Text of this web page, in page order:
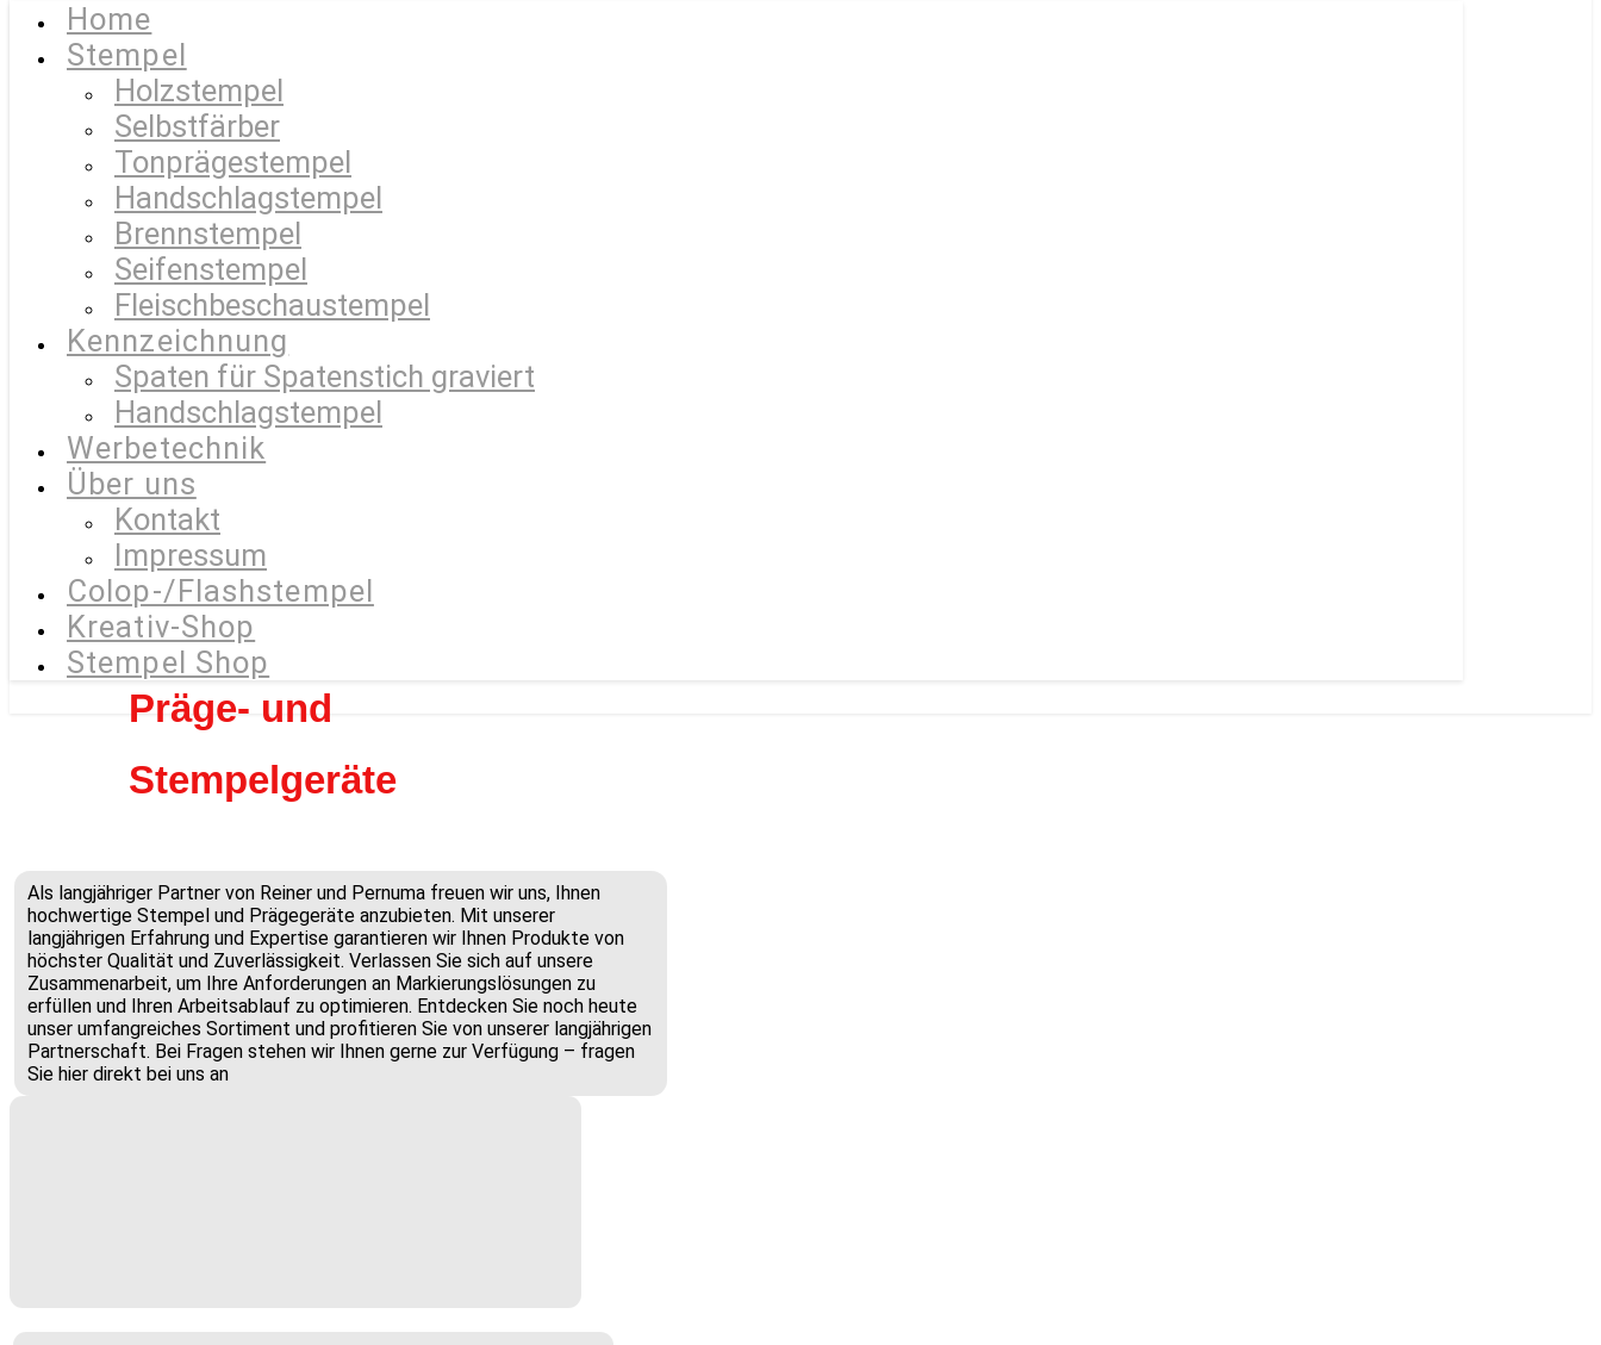
Home
Stempel
Holzstempel
Selbstfärber
Tonprägestempel
Handschlagstempel
Brennstempel
Seifenstempel
Fleischbeschaustempel
Kennzeichnung
Spaten für Spatenstich graviert
Handschlagstempel
Werbetechnik
Über uns
Kontakt
Impressum
Colop-/Flashstempel
Kreativ-Shop
Stempel Shop
Präge- und
Stempelgeräte
Als langjähriger Partner von Reiner und Pernuma freuen wir uns, Ihnen
hochwertige Stempel und Prägegeräte anzubieten. Mit unserer
langjährigen Erfahrung und Expertise garantieren wir Ihnen Produkte von
höchster Qualität und Zuverlässigkeit. Verlassen Sie sich auf unsere
Zusammenarbeit, um Ihre Anforderungen an Markierungslösungen zu
erfüllen und Ihren Arbeitsablauf zu optimieren. Entdecken Sie noch heute
unser umfangreiches Sortiment und profitieren Sie von unserer langjährigen
Partnerschaft. Bei Fragen stehen wir Ihnen gerne zur Verfügung – fragen
Sie hier direkt bei uns an